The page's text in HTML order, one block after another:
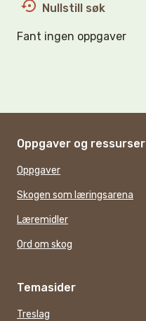
Nullstill søk
Fant ingen oppgaver
Oppgaver og ressurser
Oppgaver
Skogen som læringsarena
Læremidler
Ord om skog
Temasider
Treslag